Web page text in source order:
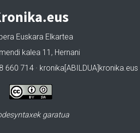
Euskara Elkartea
kalea 11, Hernani
660 714 · kronika[ABILDUA]kronika.eus
garatua